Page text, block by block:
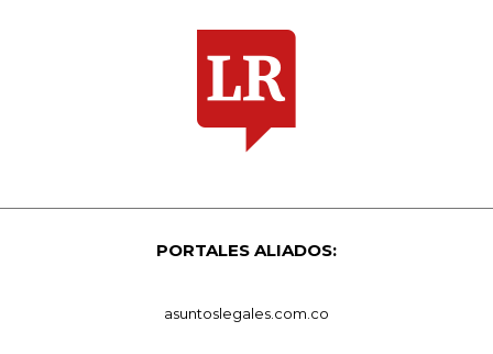
PORTALES ALIADOS:
asuntoslegales.com.co